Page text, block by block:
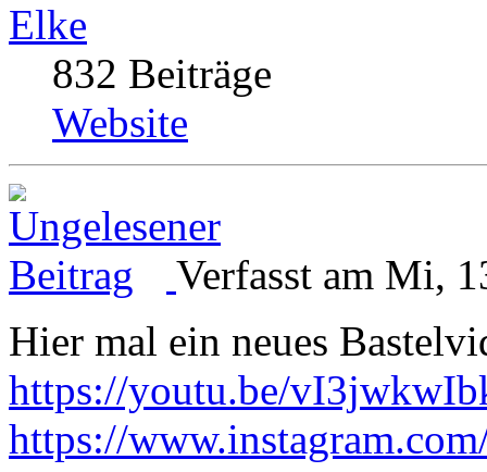
Elke
832 Beiträge
Website
Verfasst am Mi,
Hier mal ein neues
https://youtu.be/
https://